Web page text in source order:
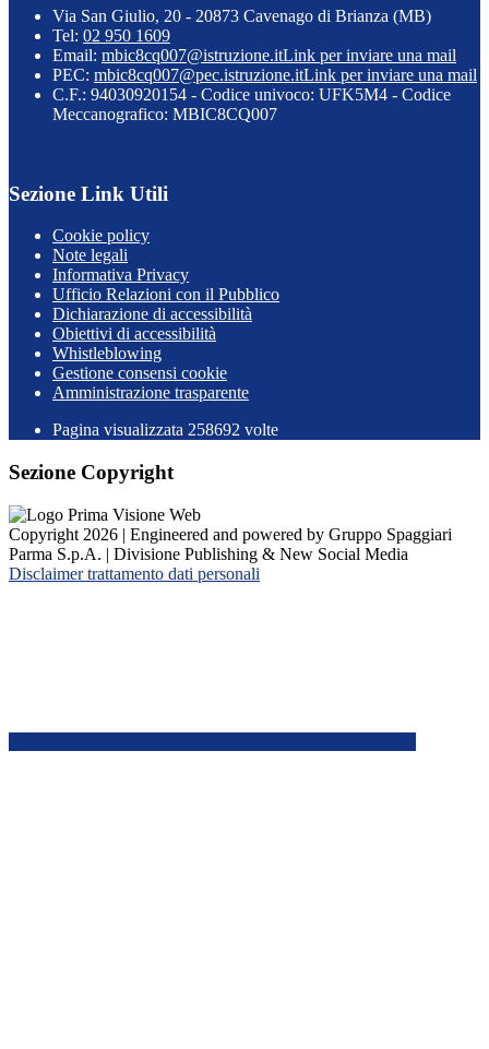
Via San Giulio, 20 - 20873 Cavenago di Brianza (MB)
Tel: 02 950 1609
Email: mbic8cq007@istruzione.itLink per inviare una mail
PEC: mbic8cq007@pec.istruzione.itLink per inviare una mail
C.F.: 94030920154 - Codice univoco: UFK5M4 - Codice
Meccanografico: MBIC8CQ007
Sezione Link Utili
Cookie policy
Note legali
Informativa Privacy
Ufficio Relazioni con il Pubblico
Dichiarazione di accessibilità
Obiettivi di accessibilità
Whistleblowing
Gestione consensi cookie
Amministrazione trasparente
Pagina visualizzata 258692 volte
Sezione Copyright
Copyright 2026 | Engineered and powered by Gruppo Spaggiari
Parma S.p.A. | Divisione Publishing & New Social Media
Disclaimer trattamento dati personali